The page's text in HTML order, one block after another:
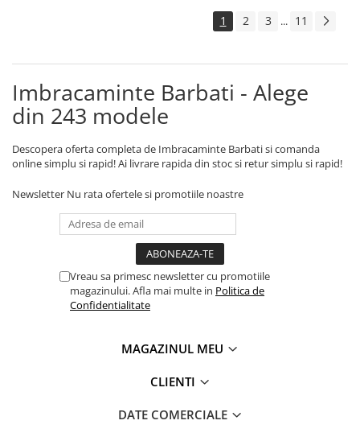
1 2 3 ... 11
Imbracaminte Barbati - Alege
din 243 modele
Descopera oferta completa de Imbracaminte Barbati si comanda
online simplu si rapid! Ai livrare rapida din stoc si retur simplu si rapid!
Newsletter Nu rata ofertele si promotiile noastre
Vreau sa primesc newsletter cu promotiile
magazinului. Afla mai multe in Politica de
Confidentialitate
MAGAZINUL MEU
CLIENTI
DATE COMERCIALE